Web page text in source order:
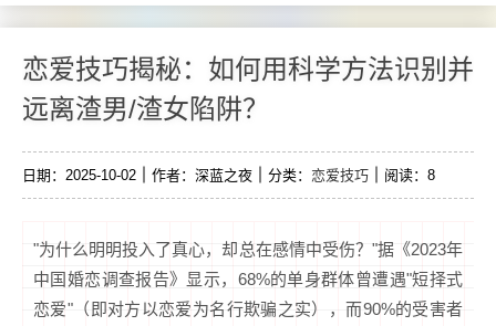
恋爱技巧揭秘：如何用科学方法识别并
远离渣男/渣女陷阱？
日期：2025-10-02 作者：深蓝之夜 分类： 恋爱技巧 阅读：8
"为什么明明投入了真心，却总在感情中受伤？"据《2023年
中国婚恋调查报告》显示，68%的单身群体曾遭遇"短择式
恋爱"（即对方以恋爱为名行欺骗之实），而90%的受害者